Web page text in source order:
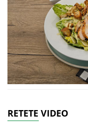
RETETE VIDEO